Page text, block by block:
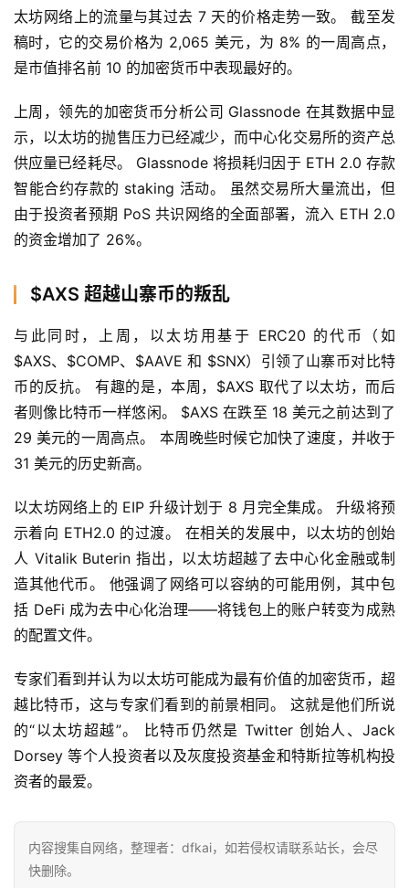
首
页
快
信
仰
太坊网络上的流量与其过去 7 天的价格走势一致。 截至发
稿时，它的交易价格为 2,065 美元，为 8% 的一周高点，
是市值排名前 10 的加密货币中表现最好的。
上周，领先的加密货币分析公司 Glassnode 在其数据中显
示，以太坊的抛售压力已经减少，而中心化交易所的资产总
供应量已经耗尽。 Glassnode 将损耗归因于 ETH 2.0 存款
智能合约存款的 staking 活动。 虽然交易所大量流出，但
由于投资者预期 PoS 共识网络的全面部署，流入 ETH 2.0
的资金增加了 26%。
$AXS 超越山寨币的叛乱
与此同时，上周，以太坊用基于 ERC20 的代币（如
$AXS、$COMP、$AAVE 和 $SNX）引领了山寨币对比特
币的反抗。 有趣的是，本周，$AXS 取代了以太坊，而后
者则像比特币一样悠闲。 $AXS 在跌至 18 美元之前达到了
29 美元的一周高点。 本周晚些时候它加快了速度，并收于
31 美元的历史新高。
以太坊网络上的 EIP 升级计划于 8 月完全集成。 升级将预
示着向 ETH2.0 的过渡。 在相关的发展中，以太坊的创始
人 Vitalik Buterin 指出，以太坊超越了去中心化金融或制
造其他代币。 他强调了网络可以容纳的可能用例，其中包
括 DeFi 成为去中心化治理——将钱包上的账户转变为成熟
的配置文件。
专家们看到并认为以太坊可能成为最有价值的加密货币，超
越比特币，这与专家们看到的前景相同。 这就是他们所说
的“以太坊超越”。 比特币仍然是 Twitter 创始人、Jack
Dorsey 等个人投资者以及灰度投资基金和特斯拉等机构投
资者的最爱。
内容搜集自网络，整理者：dfkai，如若侵权请联系站长，会尽
快删除。